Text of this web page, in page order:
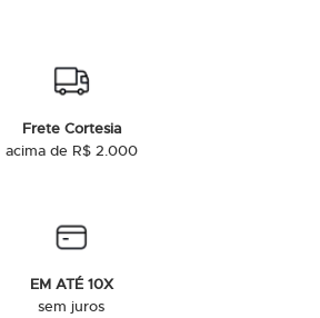
Frete Cortesia
acima de R$ 2.000
EM ATÉ 10X
sem juros